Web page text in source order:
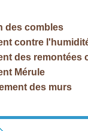
des combles
contre
des remontées
Mérule
des murs